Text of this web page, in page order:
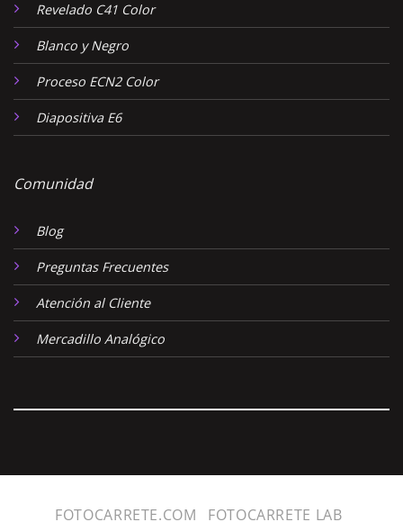
Revelado C41 Color
Blanco y Negro
Proceso ECN2 Color
Diapositiva E6
Comunidad
Blog
Preguntas Frecuentes
Atención al Cliente
Mercadillo Analógico
FOTOCARRETE.COM FOTOCARRETE LAB